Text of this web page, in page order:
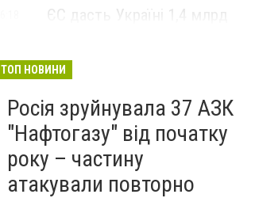
ЄС дасть Україні 1,4 млрд
ТОП НОВИНИ
Росія зруйнувала 37 АЗК
"Нафтогазу" від початку
року – частину
атакували повторно